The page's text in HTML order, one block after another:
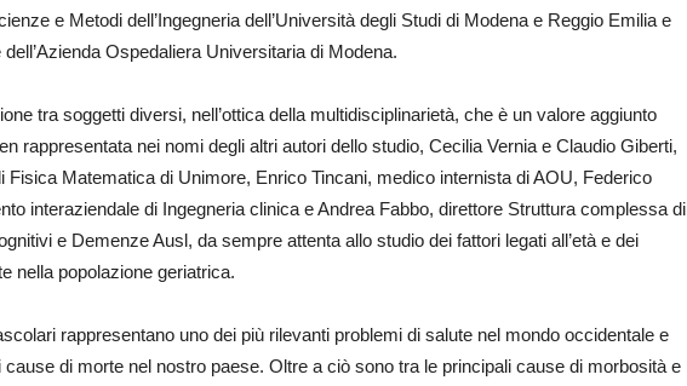
e Metodi dell’Ingegneria dell’Università degli Studi di Modena e Reggio Emilia e
Ospedaliera Universitaria di Modena.
tra soggetti diversi, nell’ottica della multidisciplinarietà, che è un valore aggiunto
rappresentata nei nomi degli altri autori dello studio, Cecilia Vernia e Claudio Giberti,
Fisica Matematica di Unimore, Enrico Tincani, medico internista di AOU, Federico
interaziendale di Ingegneria clinica e Andrea Fabbo, direttore Struttura complessa di
e Demenze Ausl, da sempre attenta allo studio dei fattori legati all’età e dei
nella popolazione geriatrica.
rappresentano uno dei più rilevanti problemi di salute nel mondo occidentale e
cause di morte nel nostro paese. Oltre a ciò sono tra le principali cause di morbosità e